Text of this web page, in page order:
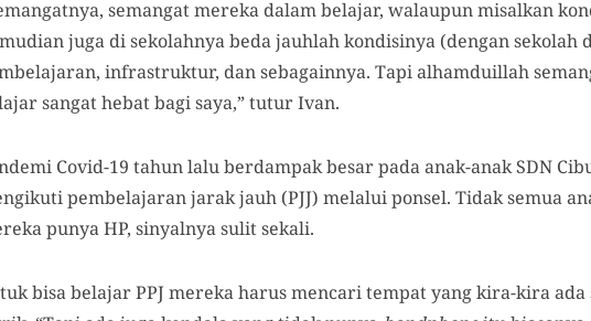
semangat mereka dalam belajar, walaupun misalkan
juga di sekolahnya beda jauhlah kondisinya (dengan
infrastruktur, dan sebagainnya. Tapi alhamduillah
sangat hebat bagi saya,” tutur Ivan.
Covid-19 tahun lalu berdampak besar pada anak-anak SDN
pembelajaran jarak jauh (PJJ) melalui ponsel. Tidak semua
punya HP, sinyalnya sulit sekali.
bisa belajar PPJ mereka harus mencari tempat yang kira-kira